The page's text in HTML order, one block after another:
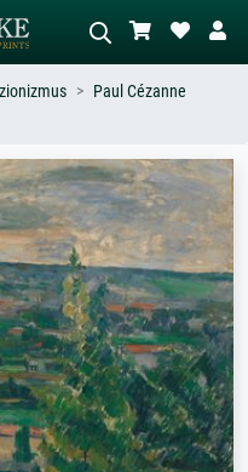
Írja le a jelenetet – pl. zöld rét, sok
absztrakt, sötét olajkép, álló akt
egy fa mellett.
Paul Cézanne